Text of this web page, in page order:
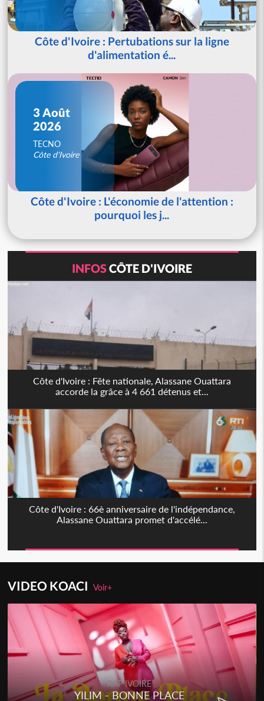
Côte d'Ivoire : Pertubations sur la ligne
d'alimentation é...
3 Août
2026
TECNO
Côte d'Ivoire
Côte d'Ivoire : L'économie de l'attention :
pourquoi les j...
INFOSCÔTE D'IVOIRE
Côte d'Ivoire : Fête nationale, Alassane Ouattara
accorde la grâce à 4 661 détenus et...
Côte d'Ivoire : 66è anniversaire de l'indépendance,
Alassane Ouattara promet d'accélé...
VIDEO KOACIVoir+
RAP IVOIRE
YILIM - BONNE PLACE